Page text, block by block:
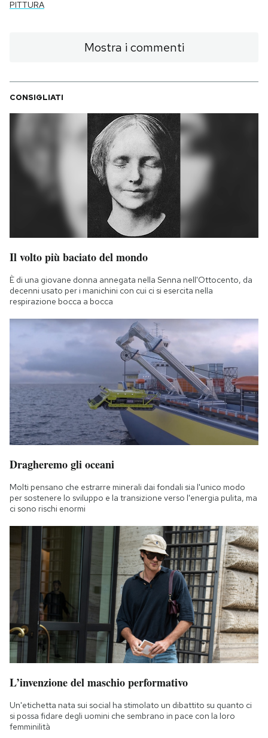
PITTURA
Mostra i commenti
CONSIGLIATI
Il volto più baciato del mondo
È di una giovane donna annegata nella Senna nell'Ottocento, da
decenni usato per i manichini con cui ci si esercita nella
respirazione bocca a bocca
Dragheremo gli oceani
Molti pensano che estrarre minerali dai fondali sia l'unico modo
per sostenere lo sviluppo e la transizione verso l'energia pulita, ma
ci sono rischi enormi
L’invenzione del maschio performativo
Un'etichetta nata sui social ha stimolato un dibattito su quanto ci
si possa fidare degli uomini che sembrano in pace con la loro
femminilità